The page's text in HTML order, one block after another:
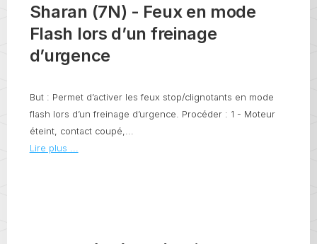
Sharan (7N) - Feux en mode
Flash lors d’un freinage
d’urgence
But : Permet d’activer les feux stop/clignotants en mode
flash lors d’un freinage d’urgence. Procéder : 1 - Moteur
éteint, contact coupé,...
Lire plus ...